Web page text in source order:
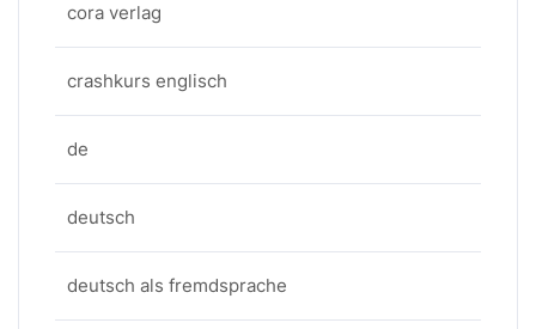
cora verlag
crashkurs englisch
de
deutsch
deutsch als fremdsprache